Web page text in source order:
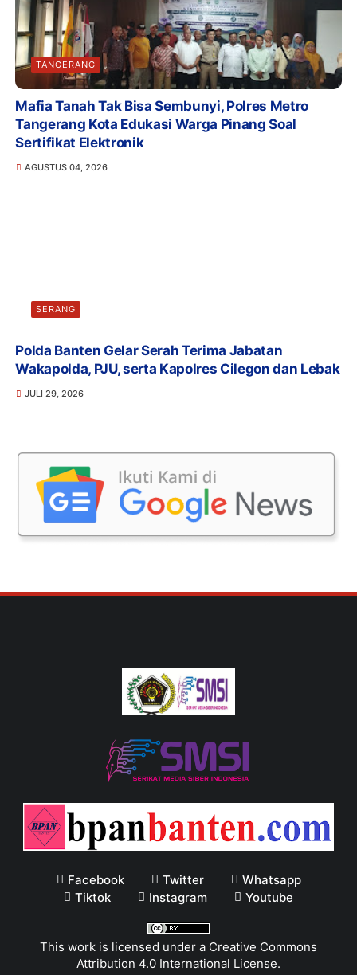
TANGERANG
Mafia Tanah Tak Bisa Sembunyi, Polres Metro
Tangerang Kota Edukasi Warga Pinang Soal
Sertifikat Elektronik
AGUSTUS 04, 2026
SERANG
Polda Banten Gelar Serah Terima Jabatan
Wakapolda, PJU, serta Kapolres Cilegon dan Lebak
JULI 29, 2026
Facebook Twitter
Whatsapp
Tiktok
Instagram Youtube
This work is licensed under a Creative Commons
Attribution 4.0 International License.